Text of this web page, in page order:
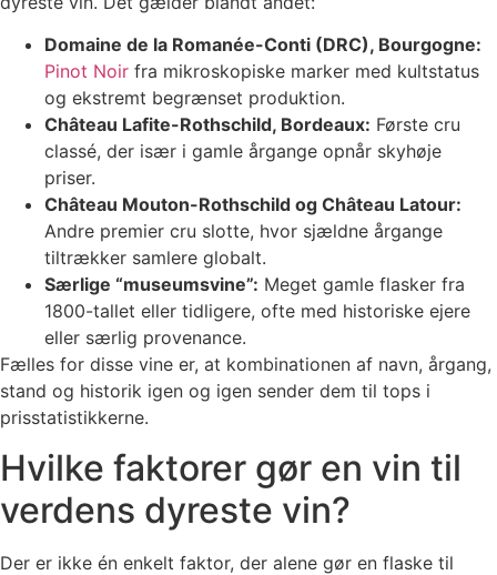
Domaine de la Romanée-Conti (DRC), Bourgogne:
Pinot Noir fra mikroskopiske marker med kultstatus
og ekstremt begrænset produktion.
Château Lafite-Rothschild, Bordeaux: Første cru
classé, der især i gamle årgange opnår skyhøje
priser.
Château Mouton-Rothschild og Château Latour:
Andre premier cru slotte, hvor sjældne årgange
tiltrækker samlere globalt.
Særlige “museumsvine”: Meget gamle flasker fra
1800-tallet eller tidligere, ofte med historiske ejere
eller særlig provenance.
Fælles for disse vine er, at kombinationen af navn, årgang,
stand og historik igen og igen sender dem til tops i
prisstatistikkerne.
Hvilke faktorer gør en vin til
verdens dyreste vin?
Der er ikke én enkelt faktor, der alene gør en flaske til